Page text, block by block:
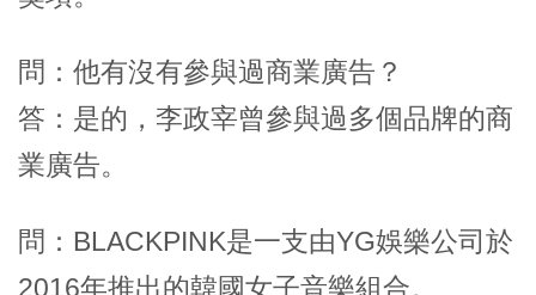
問：他有沒有參與過商業廣告？
答：是的，李政宰曾參與過多個品牌的商
業廣告。
問：BLACKPINK是一支由YG娛樂公司於
2016年推出的韓國女子音樂組合。